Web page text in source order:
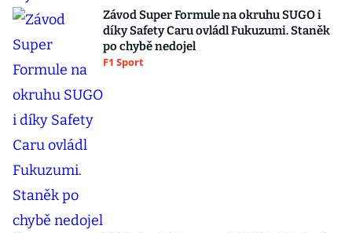
Závod Super Formule na okruhu SUGO i
díky Safety Caru ovládl Fukuzumi. Staněk
po chybě nedojel
F1 Sport